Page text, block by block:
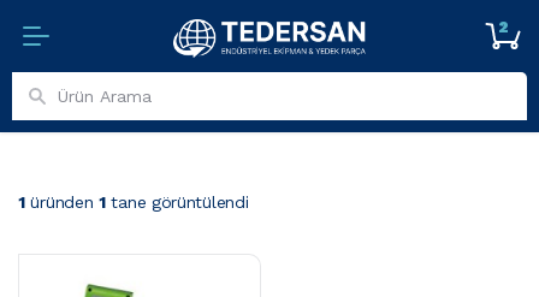
2
1üründen1tane görüntülendi